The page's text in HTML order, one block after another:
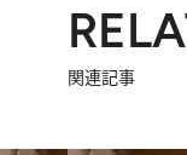
関連記事